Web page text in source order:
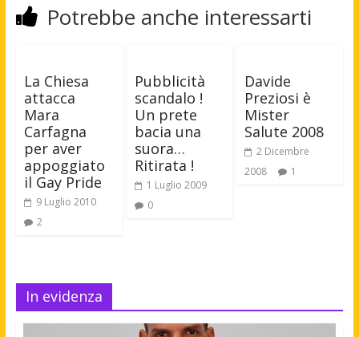
Potrebbe anche interessarti
La Chiesa
attacca
Mara
Carfagna
per aver
appoggiato
il Gay Pride
9 Luglio 2010
2
Pubblicità
scandalo !
Un prete
bacia una
suora…
Ritirata !
1 Luglio 2009
0
Davide
Preziosi è
Mister
Salute 2008
2 Dicembre
2008
1
In evidenza